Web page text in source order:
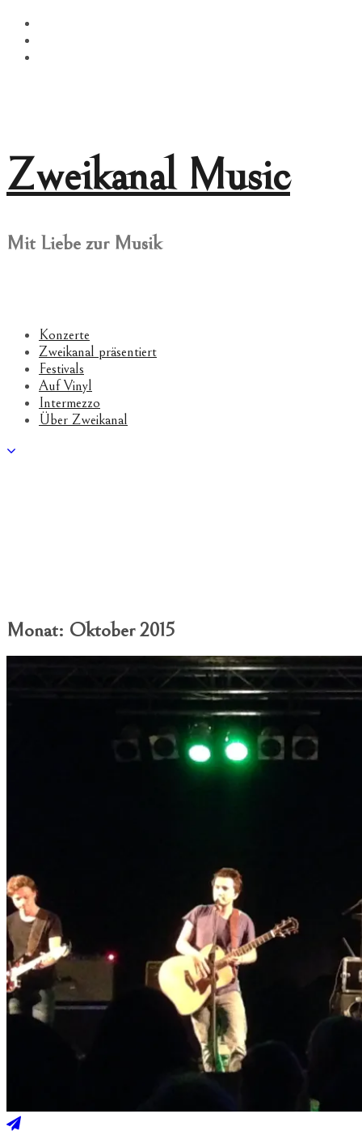
Springe
zum
Inhalt
Zweikanal Music
Mit Liebe zur Musik
Konzerte
Zweikanal präsentiert
Festivals
Auf Vinyl
Intermezzo
Über Zweikanal
Monat: Oktober 2015